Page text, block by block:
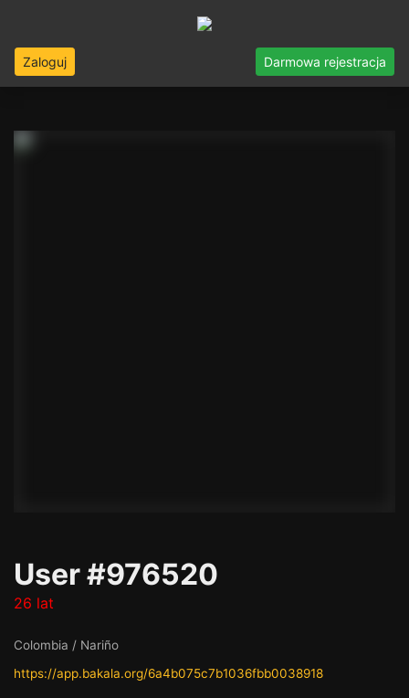
Zaloguj Darmowa rejestracja
User #976520
26 lat
Colombia / Nariño
https://app.bakala.org/6a4b075c7b1036fbb0038918